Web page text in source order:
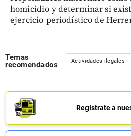
homicidio y determinar si
ejercicio periodístico de
Temas
recomendados
Actividades ilegales
Regístrate a